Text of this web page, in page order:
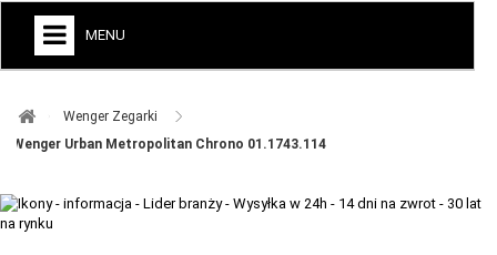
MENU
ZEGARKI DO BIEGANIA
TACX
Wenger Zegarki ​
Wenger Urban Metropolitan Chrono 01.1743.114